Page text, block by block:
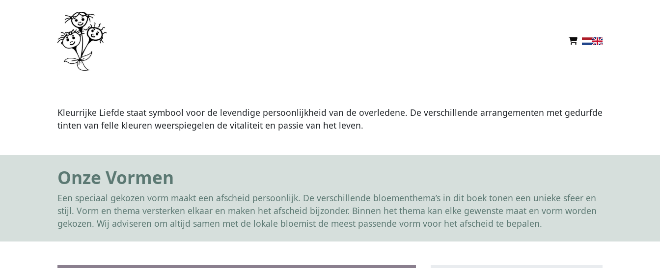
Kleurrijke Liefde staat symbool voor de levendige persoonlijkheid van de overledene. De verschillende arrangementen met gedurfde
tinten van felle kleuren weerspiegelen de vitaliteit en passie van het leven.
Onze Vormen
Een speciaal gekozen vorm maakt een afscheid persoonlijk. De verschillende bloementhema’s in dit boek tonen een unieke sfeer en
stijl. Vorm en thema versterken elkaar en maken het afscheid bijzonder. Binnen het thema kan elke gewenste maat en vorm worden
gekozen. Wij adviseren om altijd samen met de lokale bloemist de meest passende vorm voor het afscheid te bepalen.